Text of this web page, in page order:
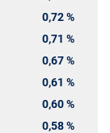
0,72 %
0,71 %
0,67 %
0,61 %
0,60 %
0,58 %